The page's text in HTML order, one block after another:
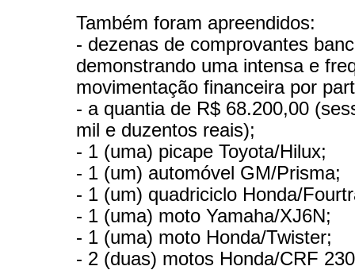
Também foram apreendidos:
- dezenas de comprovantes
demonstrando uma intensa e
movimentação financeira por
- a quantia de R$ 68.200,00
mil e duzentos reais);
- 1 (uma) picape Toyota/Hilux;
- 1 (um) automóvel GM/Prisma;
- 1 (um) quadriciclo Honda/
- 1 (uma) moto Yamaha/XJ6N;
- 1 (uma) moto Honda/Twister;
- 2 (duas) motos Honda/CRF